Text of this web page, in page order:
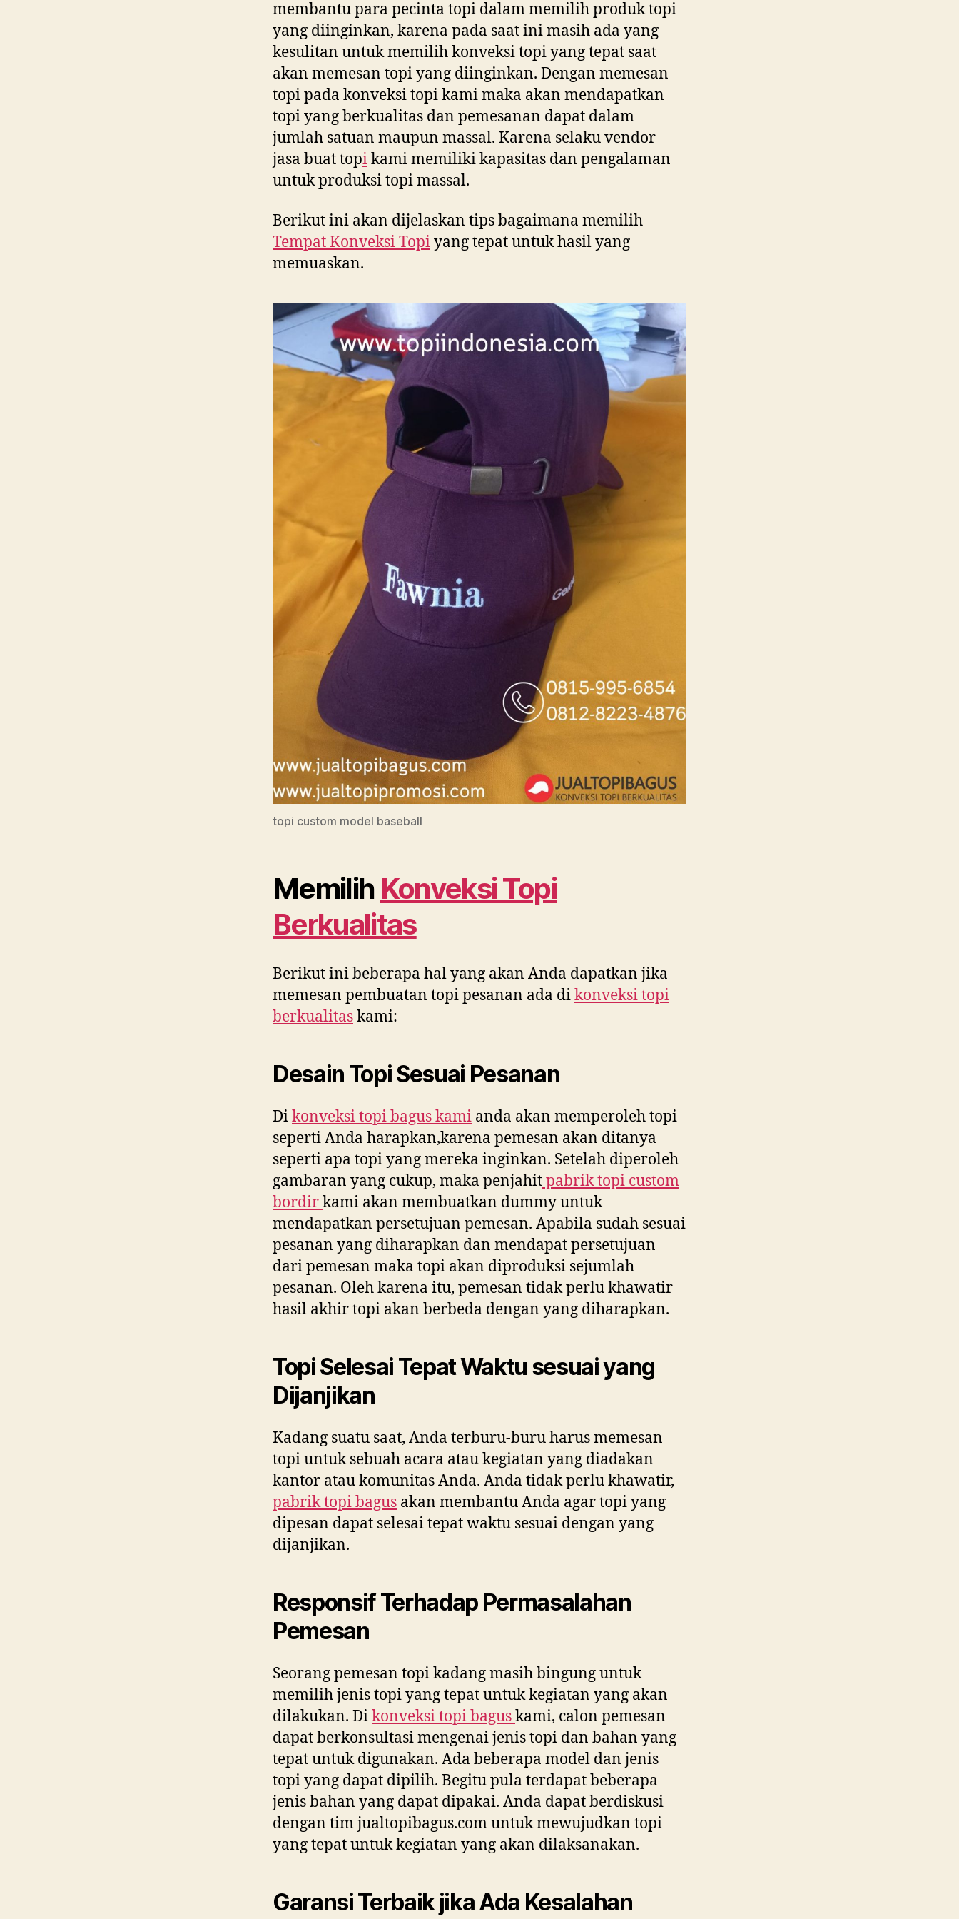
membantu para pecinta topi dalam memilih produk topi
yang diinginkan, karena pada saat ini masih ada yang
kesulitan untuk memilih konveksi topi yang tepat saat
akan memesan topi yang diinginkan. Dengan memesan
topi pada konveksi topi kami maka akan mendapatkan
topi yang berkualitas dan pemesanan dapat dalam
jumlah satuan maupun massal. Karena selaku vendor
jasa buat topikami memiliki kapasitas dan pengalaman
untuk produksi topi massal.
Berikut ini akan dijelaskan tips bagaimana memilih
Tempat Konveksi Topiyang tepat untuk hasil yang
memuaskan.
topi custom model baseball
Memilih Konveksi Topi
Berkualitas
Berikut ini beberapa hal yang akan Anda dapatkan jika
memesan pembuatan topi pesanan ada dikonveksi topi
berkualitaskami:
Desain Topi Sesuai Pesanan
Dikonveksi topi bagus kami anda akan memperoleh topi
seperti Anda harapkan,karena pemesan akan ditanya
seperti apa topi yang mereka inginkan. Setelah diperoleh
gambaran yang cukup, maka penjahitpabrik topi custom
bordirkami akan membuatkan dummy untuk
mendapatkan persetujuan pemesan. Apabila sudah sesuai
pesanan yang diharapkan dan mendapat persetujuan
dari pemesan maka topi akan diproduksi sejumlah
pesanan. Oleh karena itu, pemesan tidak perlu khawatir
hasil akhir topi akan berbeda dengan yang diharapkan.
Topi Selesai Tepat Waktu sesuai yang
Dijanjikan
Kadang suatu saat, Anda terburu-buru harus memesan
topi untuk sebuah acara atau kegiatan yang diadakan
kantor atau komunitas Anda. Anda tidak perlu khawatir,
pabrik topi bagus akan membantu Anda agar topi yang
dipesan dapat selesai tepat waktu sesuai dengan yang
dijanjikan.
Responsif Terhadap Permasalahan
Pemesan
Seorang pemesan topi kadang masih bingung untuk
memilih jenis topi yang tepat untuk kegiatan yang akan
dilakukan. Dikonveksi topi baguskami, calon pemesan
dapat berkonsultasi mengenai jenis topi dan bahan yang
tepat untuk digunakan. Ada beberapa model dan jenis
topi yang dapat dipilih. Begitu pula terdapat beberapa
jenis bahan yang dapat dipakai. Anda dapat berdiskusi
dengan tim jualtopibagus.com untuk mewujudkan topi
yang tepat untuk kegiatan yang akan dilaksanakan.
Garansi Terbaik jika Ada Kesalahan